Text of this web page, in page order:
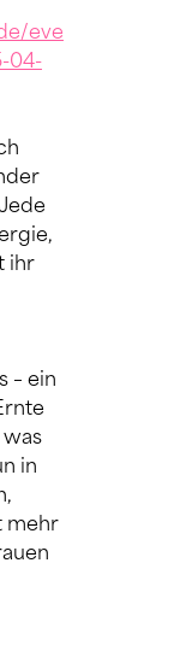
eve
04-
ihr
– ein
was
in
mehr